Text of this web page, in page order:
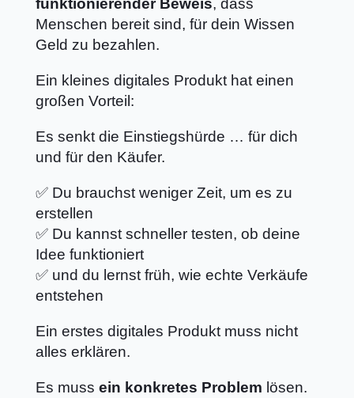
funktionierender Beweis, dass
Menschen bereit sind, für dein Wissen
Geld zu bezahlen.
Ein kleines digitales Produkt hat einen
großen Vorteil:
Es senkt die Einstiegshürde … für dich
und für den Käufer.
✅ Du brauchst weniger Zeit, um es zu
erstellen
✅ Du kannst schneller testen, ob deine
Idee funktioniert
✅ und du lernst früh, wie echte Verkäufe
entstehen
Ein erstes digitales Produkt muss nicht
alles erklären.
Es muss ein konkretes Problem lösen.